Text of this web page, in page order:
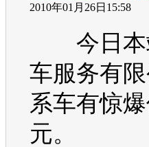
2010年01月26日15:58
今日本
车服务有限
系车有惊
元。